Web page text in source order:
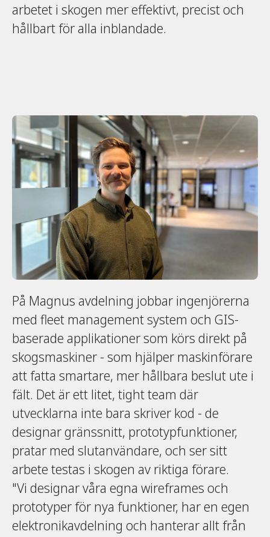
arbetet i skogen mer effektivt, precist och
hållbart för alla inblandade.
På Magnus avdelning jobbar ingenjörerna
med fleet management system och GIS-
baserade applikationer som körs direkt på
skogsmaskiner - som hjälper maskinförare
att fatta smartare, mer hållbara beslut ute i
fält. Det är ett litet, tight team där
utvecklarna inte bara skriver kod - de
designar gränssnitt, prototypfunktioner,
pratar med slutanvändare, och ser sitt
arbete testas i skogen av riktiga förare.
"Vi designar våra egna wireframes och
prototyper för nya funktioner, har en egen
elektronikavdelning och hanterar allt från